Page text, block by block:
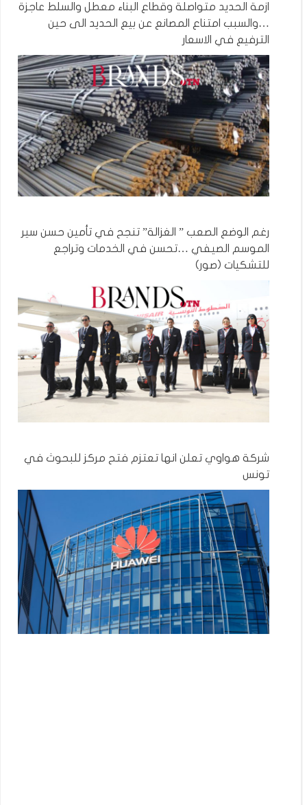
ازمة الحديد متواصلة وقطاع البناء معطل والسلط عاجزة
…والسبب امتناع المصانع عن بيع الحديد الى حين
الترفيع في الاسعار
رغم الوضع الصعب ” الغزالة” تنجح في تأمين حسن سير
الموسم الصيفي …تحسن في الخدمات وتراجع
للتشكيات (صور)
شركة هواوي تعلن انها تعتزم فتح مركز للبحوث في
تونس